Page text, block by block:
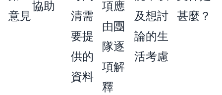
意見
協助
清需
要提
供的
資料
項應
由團
隊逐
項解
釋
及想討
論的生
活考慮
甚麼？